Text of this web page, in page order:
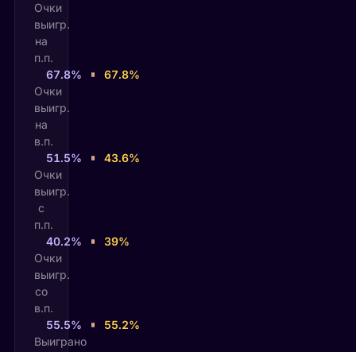
Очки
выигр.
на
п.п.
67.8%
67.8%
Очки
выигр.
на
в.п.
51.5%
43.6%
Очки
выигр.
с
п.п.
40.2%
39%
Очки
выигр.
со
в.п.
55.5%
55.2%
Выиграно